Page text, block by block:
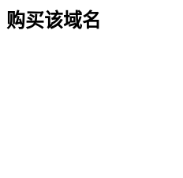
购买该域名